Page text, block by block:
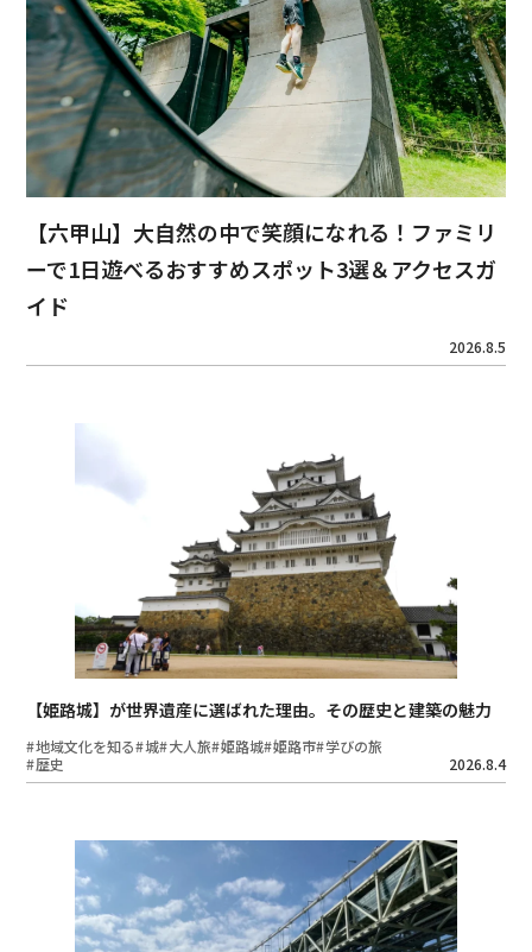
【六甲山】大自然の中で笑顔になれる！ファミリ
ーで1日遊べるおすすめスポット3選＆アクセスガ
イド
2026.8.5
【姫路城】が世界遺産に選ばれた理由。その歴史と建築の魅力
地域文化を知る 城 大人旅 姫路城 姫路市 学びの旅
歴史
2026.8.4